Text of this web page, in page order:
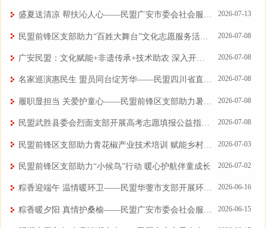
盛夏送清凉 帮扶沁人心——民盟广安市委会社会服务部开展夏日慰问活动 2026-07-13
民盟前锋区支部助力“百姓大舞台”文化志愿服务活动圆满收官 2026-07-08
广安民盟：文化赋能+非遗传承+技术助农 深入开展“留住乡愁”行动 2026-07-08
名家巡演惠民生 盟员同台绽芳华——民盟四川省直工委综合三支部组织“乐享天府”公益巡演走进武胜 2026-07-08
履职显担当 关爱护童心——民盟前锋区支部助力暑期儿童关爱服务活动 2026-07-08
民盟武胜县委会烈面支部开展高考志愿填报公益指导服务活动 2026-07-08
民盟前锋区支部助力青花椒产业技术培训 赋能乡村产业振兴 2026-07-03
民盟前锋区支部助力“小候鸟”行动 暖心护航伴童成长 2026-07-02
粽香迎端午 温情暖环卫——民盟华蓥市支部开展环卫工人慰问活动 2026-06-16
粽香暖夕阳 真情护桑榆——民盟广安市委会社会服务部开展端午敬老慰问活动 2026-06-15